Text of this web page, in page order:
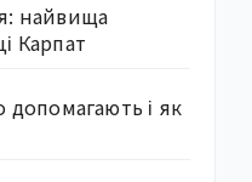
найвища
Карпат
допомагають і як